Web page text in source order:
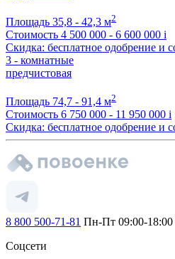
Площадь 35,8 - 42,3 м2
Стоимость 4 500 000 - 6 600 000 i
Скидка: бесплатное одобрение и
3 - комнатные
предчистовая
Площадь 74,7 - 91,4 м2
Стоимость 6 750 000 - 11 950 000 i
Скидка: бесплатное одобрение и
8 800 500-71-81 Пн-Пт 09:00-18:00
Соцсети